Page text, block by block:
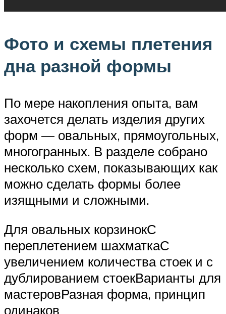
Фото и схемы плетения
дна разной формы
По мере накопления опыта, вам
захочется делать изделия других
форм — овальных, прямоугольных,
многогранных. В разделе собрано
несколько схем, показывающих как
можно сделать формы более
изящными и сложными.
Для овальных корзинокС
переплетением шахматкаС
увеличением количества стоек и с
дублированием стоекВарианты для
мастеровРазная форма, принцип
одинаков